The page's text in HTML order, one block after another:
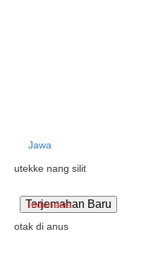
Jawa
utekke nang silit
Indonesia
otak di anus